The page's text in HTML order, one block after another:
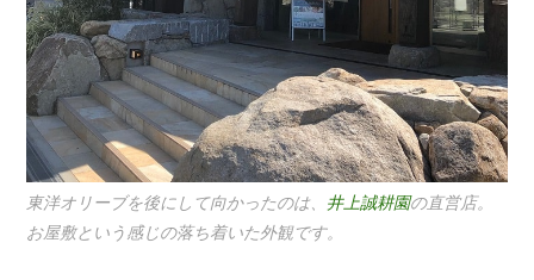
東洋オリーブを後にして向かったのは、 井上誠耕園の直営店。
お屋敷という感じの落ち着いた外観です。